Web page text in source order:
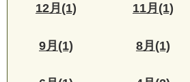
12月(1) 11月(1)
9月(1) 8月(1)